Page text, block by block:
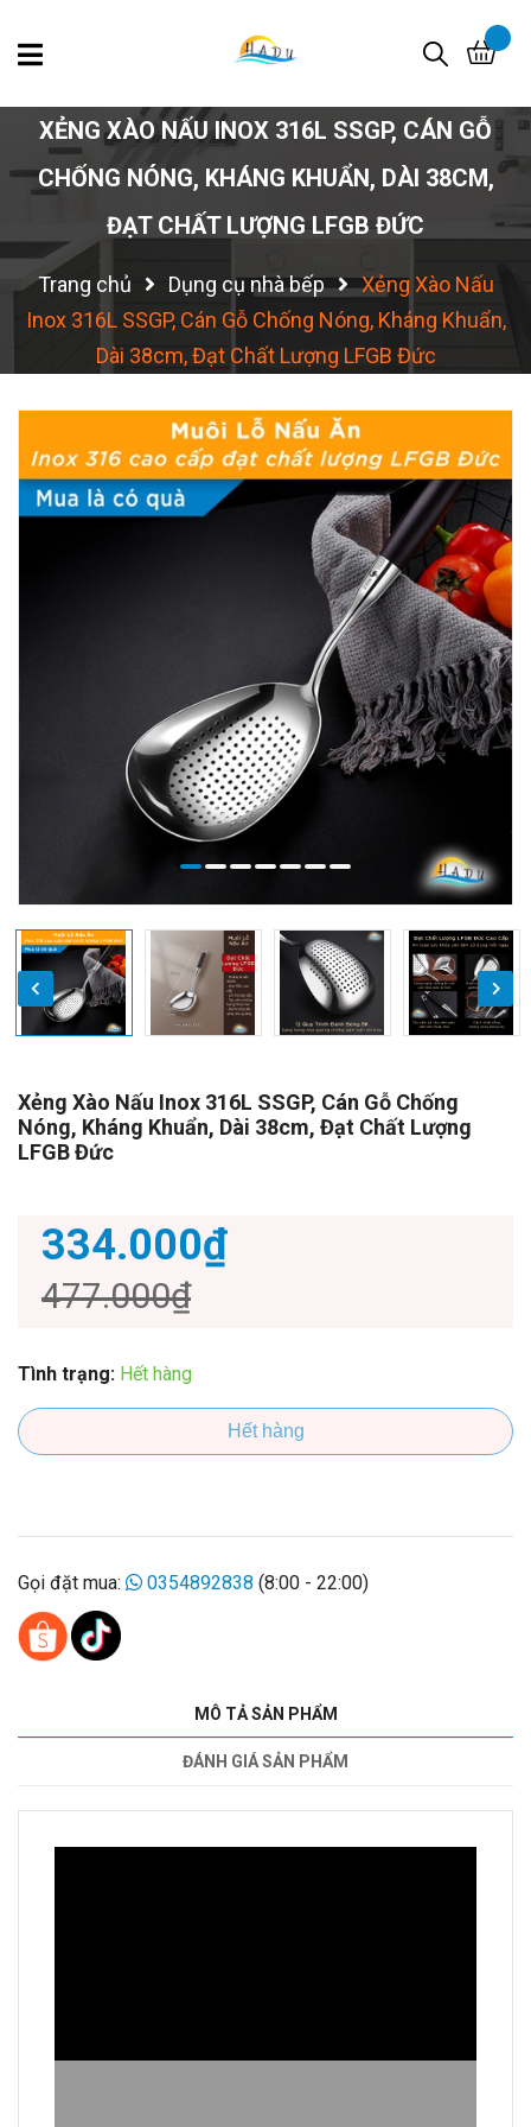
XẺNG XÀO NẤU INOX 316L SSGP, CÁN GỖ
CHỐNG NÓNG, KHÁNG KHUẨN, DÀI 38CM,
ĐẠT CHẤT LƯỢNG LFGB ĐỨC
Trang chủ Dụng cụ nhà bếp
Xẻng Xào Nấu
Inox 316L SSGP, Cán Gỗ Chống Nóng, Kháng Khuẩn,
Dài 38cm, Đạt Chất Lượng LFGB Đức
Xẻng Xào Nấu Inox 316L SSGP, Cán Gỗ Chống
Nóng, Kháng Khuẩn, Dài 38cm, Đạt Chất Lượng
LFGB Đức
334.000₫
477.000₫
Tình trạng: Hết hàng
Hết hàng
Gọi đặt mua: 0354892838 (8:00 - 22:00)
MÔ TẢ SẢN PHẨM
ĐÁNH GIÁ SẢN PHẨM